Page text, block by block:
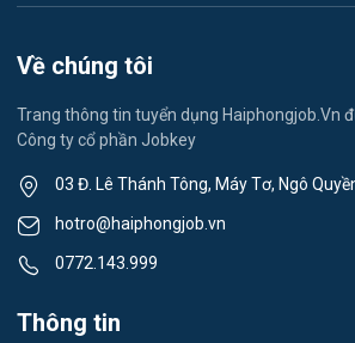
Lái xe
Tiếng Nhật
Du lịch
Việc làm Nam Đồng
Việc làm Tân Hưng
Về chúng tôi
Trang thông tin tuyển dụng Haiphongjob.Vn
Công ty cổ phần Jobkey
03 Đ. Lê Thánh Tông, Máy Tơ, Ngô
hotro@haiphongjob.vn
0772.143.999
Thông tin